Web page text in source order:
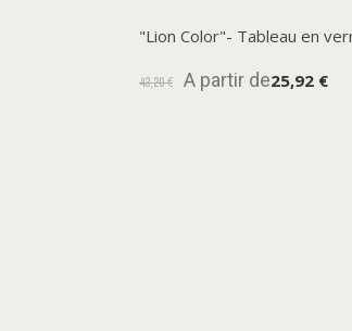
"Lion Color"- Tableau en
43,20 € A partir de25,92 €